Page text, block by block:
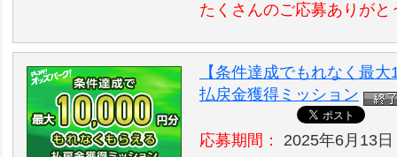
たくさんのご応募ありがと
【条件達成でもれなく最
払戻金獲得ミッション
応募期間：
2025年6月13